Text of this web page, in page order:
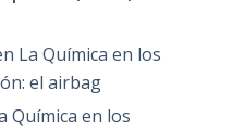
La Química en los
el airbag
Química en los